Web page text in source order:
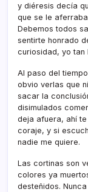
y diéresis decí­a
que se le
Debemos todos
sentirte honrado
curiosidad, yo tan
Al paso del
obvio verlas que
sacar la
disimulados
deja afuera, ahí­
coraje, y si
nadie me quiere.
Las cortinas son
colores ya
desteñidos.